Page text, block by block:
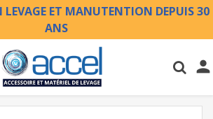
LEVAGE ET MANUTENTION DEPUIS 30
ANS
